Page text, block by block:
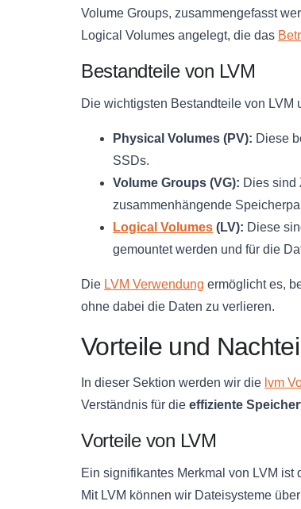
Volume Groups, zusammengefasst
Logical Volumes angelegt, die das
Bestandteile von LVM
Die wichtigsten Bestandteile von LVM
Physical Volumes (PV): Diese
SSDs.
Volume Groups (VG): Dies sind
zusammenhängende
Logical Volumes (LV): Diese
gemountet werden und für die
Die LVM Verwendung ermöglicht es,
ohne dabei die Daten zu verlieren.
Vorteile und
In dieser Sektion werden wir die lvm
Verständnis für die effiziente
Vorteile von LVM
Ein signifikantes Merkmal von LVM
Mit LVM können wir Dateisysteme